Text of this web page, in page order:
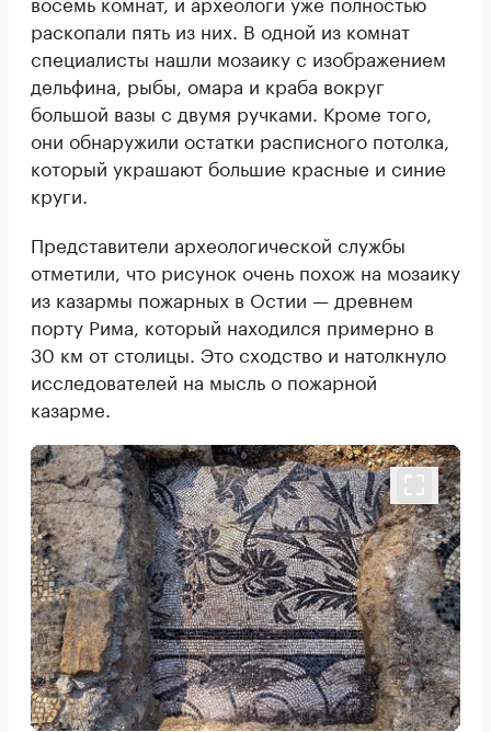
раскопали пять из них. В одной из комнат
специалисты нашли мозаику с изображением
дельфина, рыбы, омара и краба вокруг
большой вазы с двумя ручками. Кроме того,
они обнаружили остатки расписного потолка,
который украшают большие красные и синие
круги.
Представители археологической службы
отметили, что рисунок очень похож на мозаику
из казармы пожарных в Остии — древнем
порту Рима, который находился примерно в
30 км от столицы. Это сходство и натолкнуло
исследователей на мысль о пожарной
казарме.